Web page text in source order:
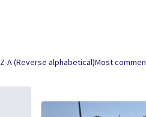
Z-A (Reverse alphabetical)Most